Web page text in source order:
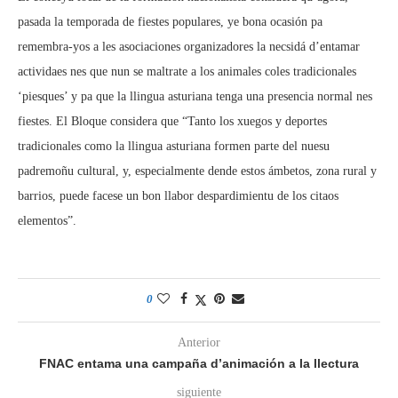
pasada la temporada de fiestes populares, ye bona ocasión pa
remembra-yos a les asociaciones organizadores la necsidá d’entamar
actividaes nes que nun se maltrate a los animales coles tradicionales
‘piesques’ y pa que la llingua asturiana tenga una presencia normal nes
fiestes. El Bloque considera que “Tanto los xuegos y deportes
tradicionales como la llingua asturiana formen parte del nuesu
padremoñu cultural, y, especialmente dende estos ámbetos, zona rural y
barrios, puede facese un bon llabor despardimientu de los citaos
elementos”.
0
Anterior
FNAC entama una campaña d’animación a la llectura
siguiente